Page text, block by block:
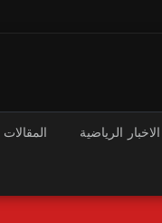
الاخبار الرياضية المقالات